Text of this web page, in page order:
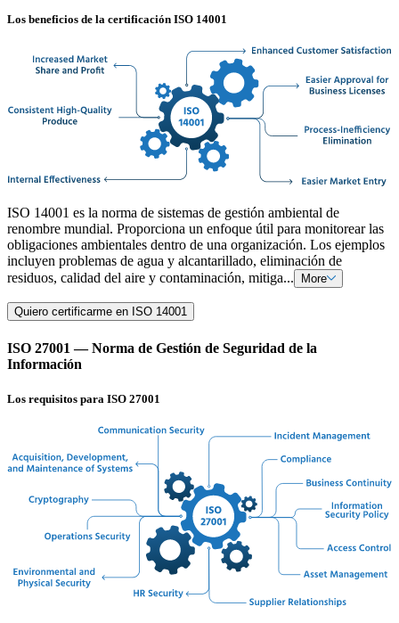
Los beneficios de la certificación ISO 14001
ISO 14001 es la norma de sistemas de gestión ambiental de
renombre mundial. Proporciona un enfoque útil para monitorear las
obligaciones ambientales dentro de una organización. Los ejemplos
incluyen problemas de agua y alcantarillado, eliminación de
residuos, calidad del aire y contaminación, mitiga...
More
Quiero certificarme en ISO 14001
ISO 27001 — Norma de Gestión de Seguridad de la
Información
Los requisitos para ISO 27001